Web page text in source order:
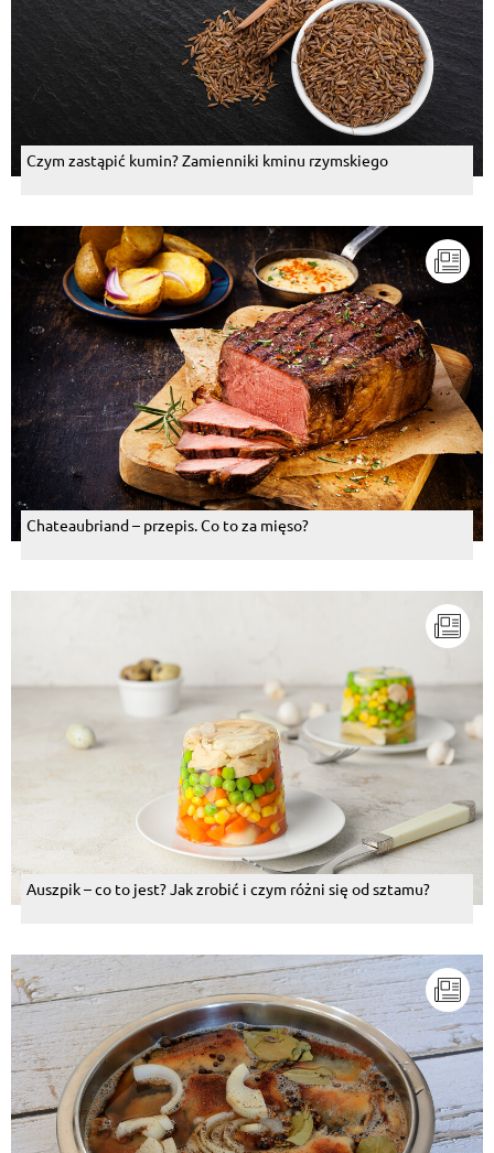
Czym zastąpić kumin? Zamienniki kminu rzymskiego
Chateaubriand – przepis. Co to za mięso?
Auszpik – co to jest? Jak zrobić i czym różni się od sztamu?